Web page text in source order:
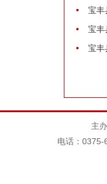
宝丰
宝丰
宝丰
主
电话：